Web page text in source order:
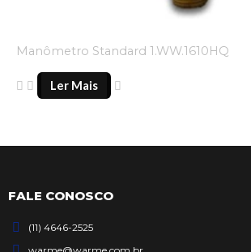
Manômetro Standard 1.WW.1610HQ
Ler Mais
FALE CONOSCO
(11) 4646-2525